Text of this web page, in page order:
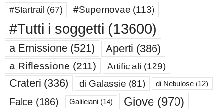
#Startrail (67) #Supernovae (113)
#Tutti i soggetti (13600)
a Emissione (521) Aperti (386)
a Riflessione (211) Artificiali (129)
Crateri (336) di Galassie (81) di Nebulose (12)
Falce (186) Galileiani (14) Giove (970)